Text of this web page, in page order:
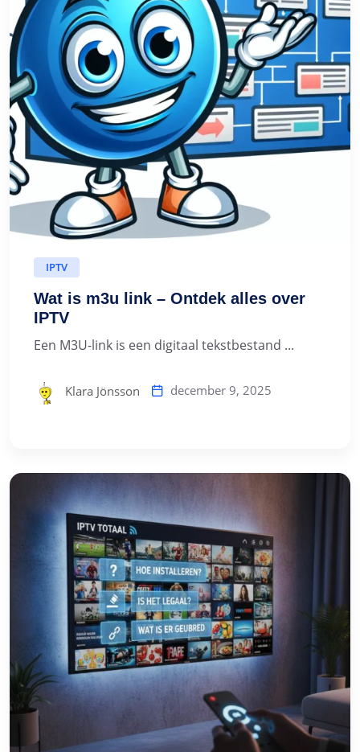
IPTV
Wat is m3u link – Ontdek alles over
IPTV
Een M3U-link is een digitaal tekstbestand ...
Klara Jönsson december 9, 2025